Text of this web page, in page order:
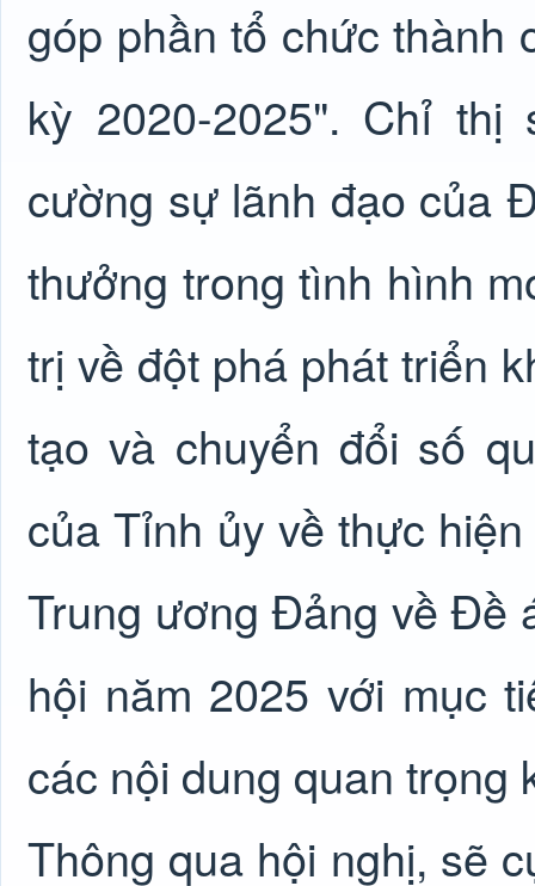
góp phần tổ chức thành
kỳ 2020-2025". Chỉ
cường sự lãnh đạo của
thưởng trong tình hình
trị về đột phá phát triển
tạo và chuyển đổi số
của Tỉnh ủy về thực
Trung ương Đảng về Đề
hội năm 2025 với mục
các nội dung quan trọng
Thông qua hội nghị, sẽ